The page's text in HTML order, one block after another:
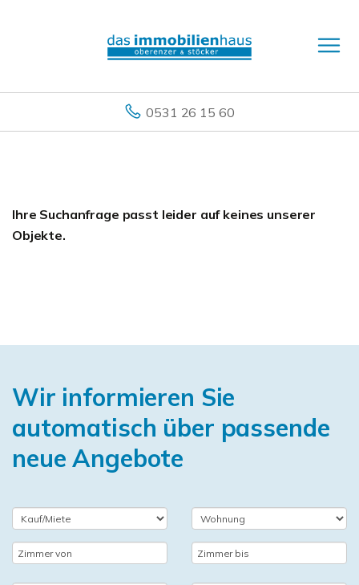
0531 26 15 60
Ihre Suchanfrage passt leider auf keines unserer
Objekte.
Wir informieren Sie
automatisch über passende
neue Angebote